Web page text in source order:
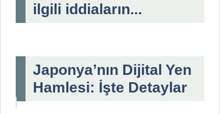
ilgili iddiaların...
Japonya’nın Dijital Yen
Hamlesi: İşte Detaylar